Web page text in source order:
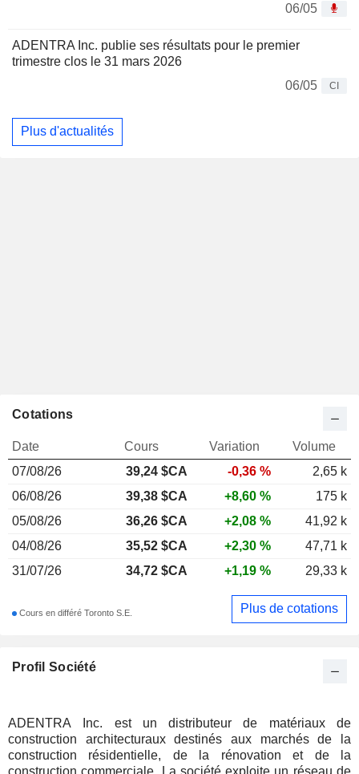
06/05
ADENTRA Inc. publie ses résultats pour le premier
trimestre clos le 31 mars 2026
06/05
CI
Plus d'actualités
Profil Société
ADENTRA Inc. est un distributeur de matériaux de
construction architecturaux destinés aux marchés de la
construction résidentielle, de la rénovation et de la
construction commerciale. La société exploite un réseau de
Cotations
Date Cours Variation
Volume
07/08/26
39,24 $CA -0,36 %
2,65 k
06/08/26
39,38 $CA +8,60 %
175 k
05/08/26
36,26 $CA +2,08 %
41,92 k
04/08/26
35,52 $CA +2,30 %
47,71 k
31/07/26
34,72 $CA +1,19 % 29,33 k
Cours en différé Toronto S.E. Plus de cotations